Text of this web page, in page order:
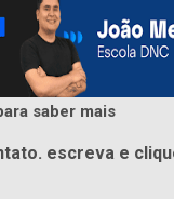
saber mais
escreva e